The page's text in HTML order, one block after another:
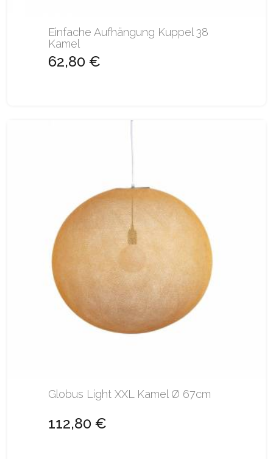
Einfache Aufhängung Kuppel 38
Kamel
62,80 €
Globus Light XXL Kamel Ø 67cm
112,80 €